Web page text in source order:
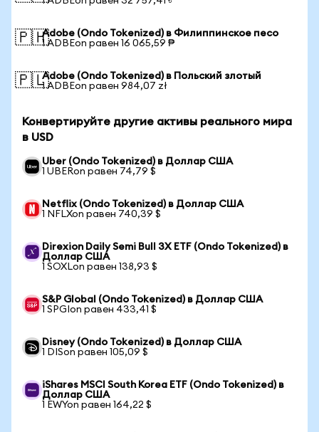
🇵🇭Adobe (Ondo Tokenized) в Филиппинское песо
1 ADBEon равен 16 065,59 ₱
🇵🇱Adobe (Ondo Tokenized) в Польский злотый
1 ADBEon равен 984,07 zł
Конвертируйте другие активы реального мира
в USD
Uber (Ondo Tokenized) в Доллар США
1 UBERon равен 74,79 $
Netflix (Ondo Tokenized) в Доллар США
1 NFLXon равен 740,39 $
Direxion Daily Semi Bull 3X ETF (Ondo Tokenized) в
Доллар США
1 SOXLon равен 138,93 $
S&P Global (Ondo Tokenized) в Доллар США
1 SPGIon равен 433,41 $
Disney (Ondo Tokenized) в Доллар США
1 DISon равен 105,09 $
iShares MSCI South Korea ETF (Ondo Tokenized) в
Доллар США
1 EWYon равен 164,22 $